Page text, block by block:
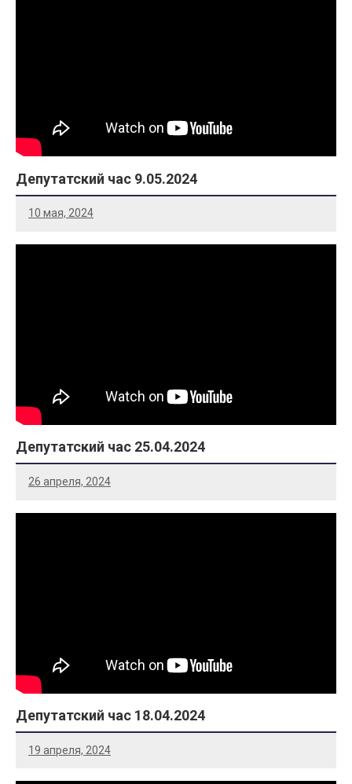
Депутатский час 9.05.2024
10 мая, 2024
Депутатский час 25.04.2024
26 апреля, 2024
Депутатский час 18.04.2024
19 апреля, 2024